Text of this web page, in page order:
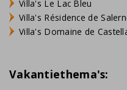
Villa's Le Lac Bleu
Villa's Résidence de
Villa's Domaine de
Vakantiethema's: